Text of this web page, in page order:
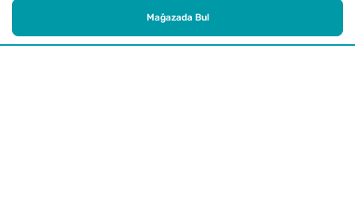
Mağazada Bul